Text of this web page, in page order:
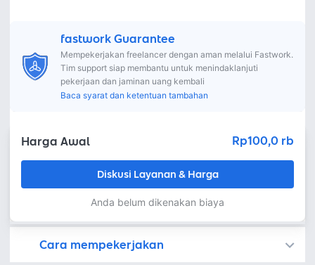
fastwork Guarantee
Mempekerjakan freelancer dengan aman melalui Fastwork.
Tim support siap membantu untuk menindaklanjuti
pekerjaan dan jaminan uang kembali
Baca syarat dan ketentuan tambahan
Harga Awal Rp100,0 rb
Diskusi Layanan & Harga
Anda belum dikenakan biaya
Cara mempekerjakan